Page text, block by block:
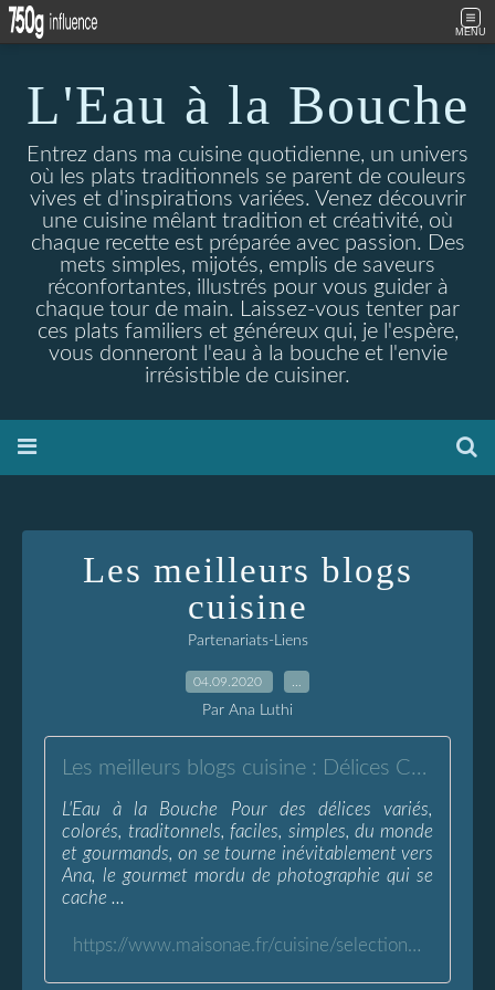
MENU
L'Eau à la Bouche
Entrez dans ma cuisine quotidienne, un univers
où les plats traditionnels se parent de couleurs
vives et d'inspirations variées. Venez découvrir
une cuisine mêlant tradition et créativité, où
chaque recette est préparée avec passion. Des
mets simples, mijotés, emplis de saveurs
réconfortantes, illustrés pour vous guider à
chaque tour de main. Laissez-vous tenter par
ces plats familiers et généreux qui, je l'espère,
vous donneront l'eau à la bouche et l'envie
irrésistible de cuisiner.
Les meilleurs blogs
cuisine
Partenariats-Liens
04.09.2020
Par Ana Luthi
Les meilleurs blogs cuisine : Délices Cooking * Maisonae
L'Eau à la Bouche Pour des délices variés,
colorés, traditonnels, faciles, simples, du monde
et gourmands, on se tourne inévitablement vers
Ana, le gourmet mordu de photographie qui se
cache ...
https://www.maisonae.fr/cuisine/selection-les-meilleurs-blogs-cuisine-delices-cooking